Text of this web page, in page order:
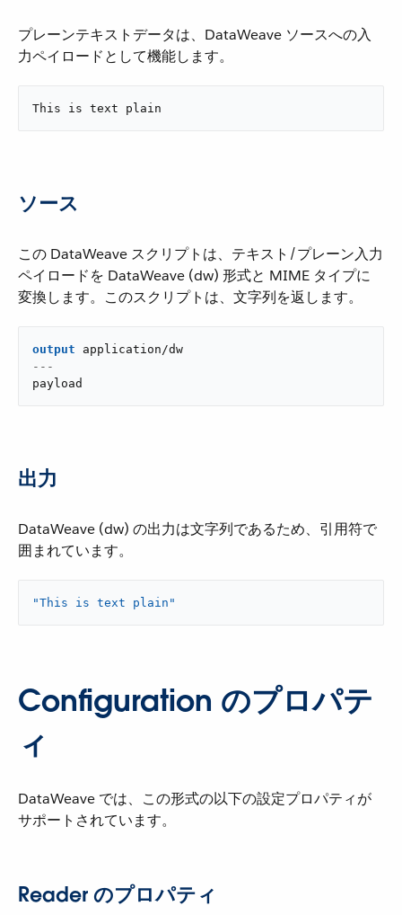
プレーンテキストデータは、DataWeave ソースへの入
力ペイロードとして機能します。
This is text plain
ソース
この DataWeave スクリプトは、テキスト/プレーン入力
ペイロードを DataWeave (dw) 形式と MIME タイプに
変換します。このスクリプトは、文字列を返します。
output
application/dw
---
payload
出力
DataWeave (dw) の出力は文字列であるため、引用符で
囲まれています。
"This is text plain"
Configuration のプロパテ
ィ
DataWeave では、この形式の以下の設定プロパティが
サポートされています。
Reader のプロパティ